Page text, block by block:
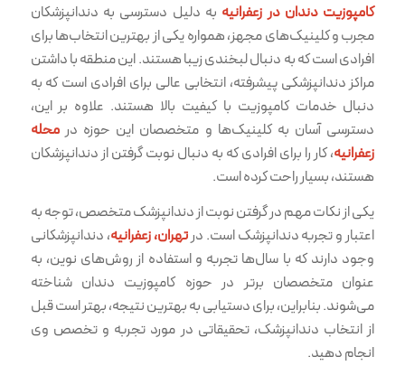
کامپوزیت دندان در زعفرانیه به دلیل دسترسی به دندانپزشکان
مجرب و کلینیک‌های مجهز، همواره یکی از بهترین انتخاب‌ها برای
افرادی است که به دنبال لبخندی زیبا هستند. این منطقه با داشتن
مراکز دندانپزشکی پیشرفته، انتخابی عالی برای افرادی است که به
دنبال خدمات کامپوزیت با کیفیت بالا هستند. علاوه بر این،
دسترسی آسان به کلینیک‌ها و متخصصان این حوزه درمحله
زعفرانیه، کار را برای افرادی که به دنبال نوبت گرفتن از دندانپزشکان
هستند، بسیار راحت کرده است.
یکی از نکات مهم در گرفتن نوبت از دندانپزشک متخصص، توجه به
اعتبار و تجربه دندانپزشک است. درتهران، زعفرانیه، دندانپزشکانی
وجود دارند که با سال‌ها تجربه و استفاده از روش‌های نوین، به
عنوان متخصصان برتر در حوزه کامپوزیت دندان شناخته
می‌شوند. بنابراین، برای دستیابی به بهترین نتیجه، بهتر است قبل
از انتخاب دندانپزشک، تحقیقاتی در مورد تجربه و تخصص وی
انجام دهید.